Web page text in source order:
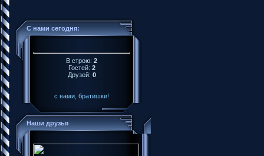
С нами сегодня:
В строю: 2
Гостей: 2
Друзей: 0
с вами, братишки!
Наши друзья